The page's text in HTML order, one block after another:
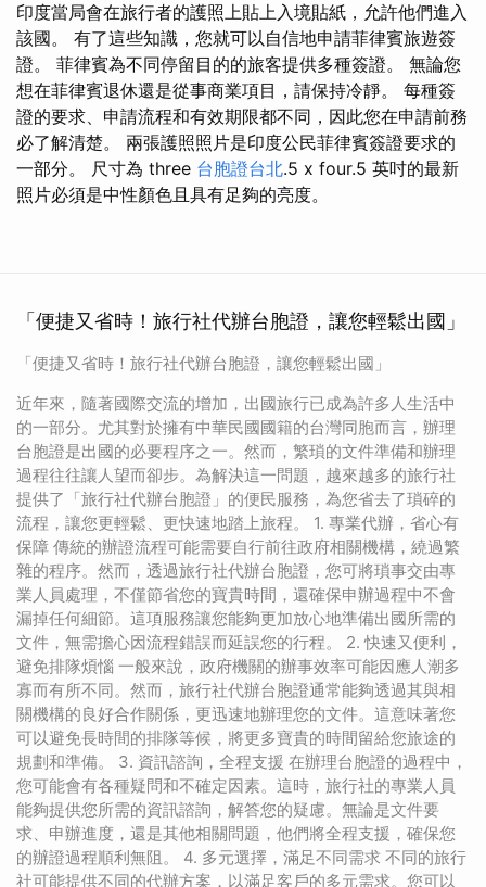
印度當局會在旅行者的護照上貼上入境貼紙，允許他們進入
該國。 有了這些知識，您就可以自信地申請菲律賓旅遊簽
證。 菲律賓為不同停留目的的旅客提供多種簽證。 無論您
想在菲律賓退休還是從事商業項目，請保持冷靜。 每種簽
證的要求、申請流程和有效期限都不同，因此您在申請前務
必了解清楚。 兩張護照照片是印度公民菲律賓簽證要求的
一部分。 尺寸為 three 台胞證台北.5 x four.5 英吋的最新
照片必須是中性顏色且具有足夠的亮度。
「便捷又省時！旅行社代辦台胞證，讓您輕鬆出國」
「便捷又省時！旅行社代辦台胞證，讓您輕鬆出國」
近年來，隨著國際交流的增加，出國旅行已成為許多人生活中
的一部分。尤其對於擁有中華民國國籍的台灣同胞而言，辦理
台胞證是出國的必要程序之一。然而，繁瑣的文件準備和辦理
過程往往讓人望而卻步。為解決這一問題，越來越多的旅行社
提供了「旅行社代辦台胞證」的便民服務，為您省去了瑣碎的
流程，讓您更輕鬆、更快速地踏上旅程。 1. 專業代辦，省心有
保障 傳統的辦證流程可能需要自行前往政府相關機構，繞過繁
雜的程序。然而，透過旅行社代辦台胞證，您可將瑣事交由專
業人員處理，不僅節省您的寶貴時間，還確保申辦過程中不會
漏掉任何細節。這項服務讓您能夠更加放心地準備出國所需的
文件，無需擔心因流程錯誤而延誤您的行程。 2. 快速又便利，
避免排隊煩惱 一般來說，政府機關的辦事效率可能因應人潮多
寡而有所不同。然而，旅行社代辦台胞證通常能夠透過其與相
關機構的良好合作關係，更迅速地辦理您的文件。這意味著您
可以避免長時間的排隊等候，將更多寶貴的時間留給您旅途的
規劃和準備。 3. 資訊諮詢，全程支援 在辦理台胞證的過程中，
您可能會有各種疑問和不確定因素。這時，旅行社的專業人員
能夠提供您所需的資訊諮詢，解答您的疑慮。無論是文件要
求、申辦進度，還是其他相關問題，他們將全程支援，確保您
的辦證過程順利無阻。 4. 多元選擇，滿足不同需求 不同的旅行
社可能提供不同的代辦方案，以滿足客戶的多元需求。您可以